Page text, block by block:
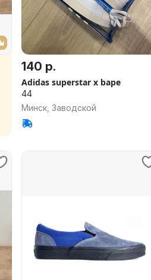
140 р.
Adidas superstar x bape
44
Минск, Заводской